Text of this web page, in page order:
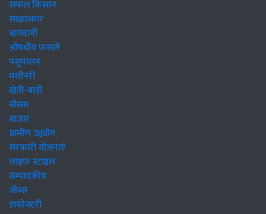
सफल किसान
साक्षात्कार
बागवानी
औषधीय फसलें
पशुपालन
मशीनरी
खेती-बाड़ी
मौसम
बाजार
ग्रामीण उद्द्योग
सरकारी योजनाएं
लाइफ स्टाइल
सम्पादकीय
जॉब्स
डायरेक्टरी